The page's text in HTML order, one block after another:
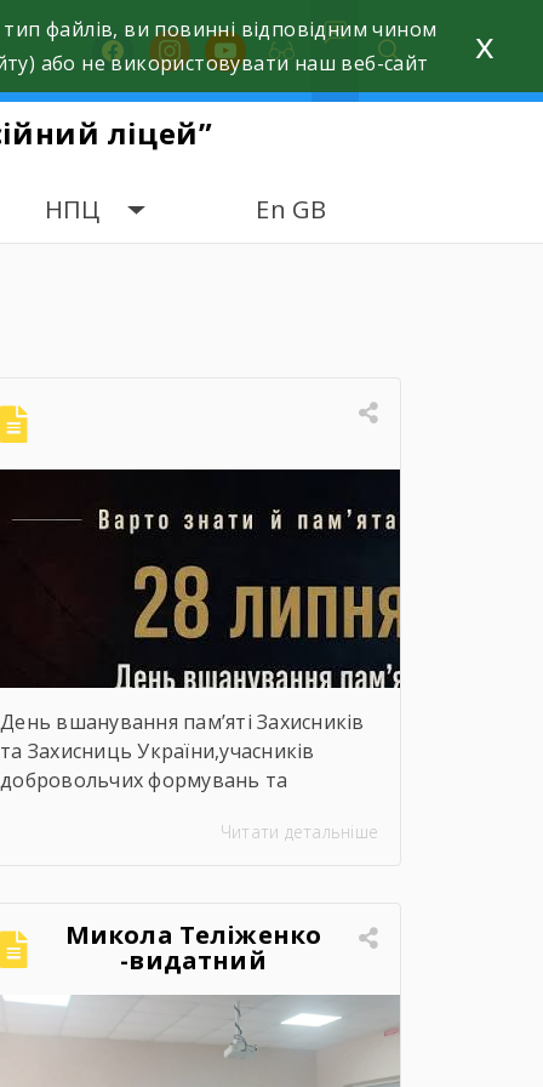
facebookinstagramyoutube
ліцей”
НПЦ En GB
День вшанування пам’яті Захисників
та Захисниць України,учасників
добровольчих формувань та
закатовані або загинули у полоні
Читати детальніше
Микола Теліженко
-видатний
український
художник, графік,
скульптор, майстер
декоративно-
файлів, ви повинні відповідним чином
або не використовувати наш веб-сайт
x